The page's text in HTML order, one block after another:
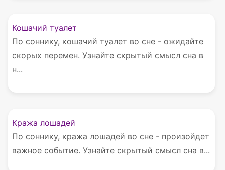
Кошачий туалет
По соннику, кошачий туалет во сне - ожидайте
скорых перемен. Узнайте скрытый смысл сна в
н...
Кража лошадей
По соннику, кража лошадей во сне - произойдет
важное событие. Узнайте скрытый смысл сна в...